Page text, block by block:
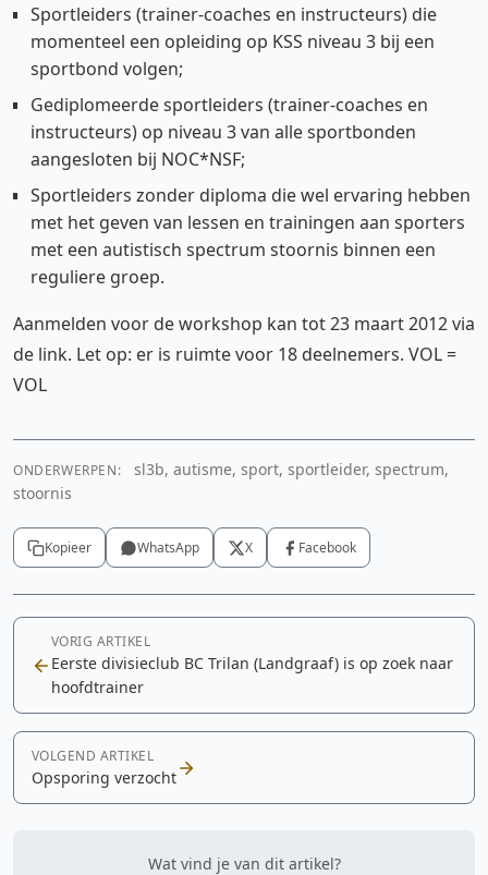
Sportleiders (trainer-coaches en instructeurs) die
momenteel een opleiding op KSS niveau 3 bij een
sportbond volgen;
Gediplomeerde sportleiders (trainer-coaches en
instructeurs) op niveau 3 van alle sportbonden
aangesloten bij NOC*NSF;
Sportleiders zonder diploma die wel ervaring hebben
met het geven van lessen en trainingen aan sporters
met een autistisch spectrum stoornis binnen een
reguliere groep.
Aanmelden voor de workshop kan tot 23 maart 2012 via
de link. Let op: er is ruimte voor 18 deelnemers. VOL =
VOL
ONDERWERPEN:
sl3b, autisme, sport, sportleider, spectrum,
stoornis
Kopieer WhatsApp X Facebook
VORIG ARTIKEL
Eerste divisieclub BC Trilan (Landgraaf) is op zoek naar
hoofdtrainer
VOLGEND ARTIKEL
Opsporing verzocht
Wat vind je van dit artikel?